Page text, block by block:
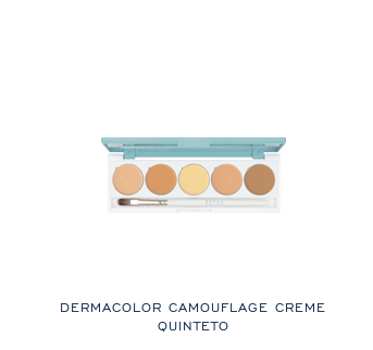
DERMACOLOR CAMOUFLAGE CREME
QUINTETO